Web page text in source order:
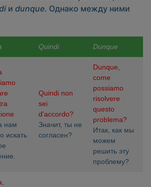
и dunque. Однако между ними
Quindi Dunque
нам
искать
Quindi non
sei
d'accordo?
Значит, ты не
согласен?
Dunque,
come
possiamo
risolvere
questo
problema?
Итак, как мы
можем
решить эту
проблему?